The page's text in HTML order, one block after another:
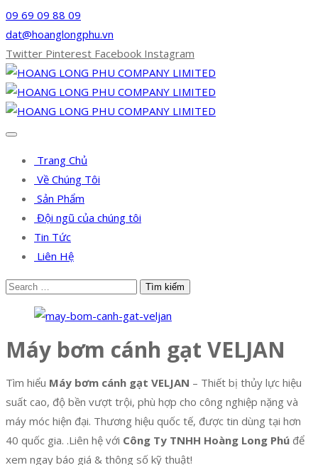
09 69 09 88 09
dat@hoanglongphu.vn
Twitter Pinterest Facebook Instagram
Trang Chủ
Về Chúng Tôi
Sản Phẩm
Đội ngũ của chúng tôi
Tin Tức
Liên Hệ
Máy bơm cánh gạt VELJAN
Tìm hiểu Máy bơm cánh gạt VELJAN – Thiết bị thủy lực hiệu
suất cao, độ bền vượt trội, phù hợp cho công nghiệp nặng và
máy móc hiện đại. Thương hiệu quốc tế, được tin dùng tại hơn
40 quốc gia. .Liên hệ với Công Ty TNHH Hoàng Long Phú để
xem ngay báo giá & thông số kỹ thuật!